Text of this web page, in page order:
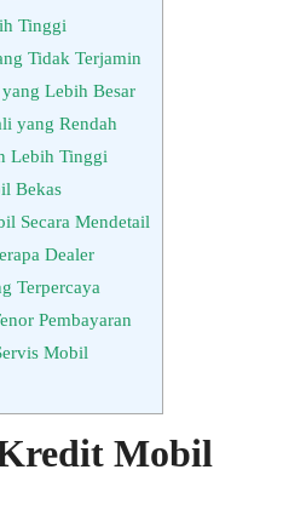
Tinggi
Tidak Terjamin
Lebih Besar
yang Rendah
Lebih Tinggi
Bekas
Secara Mendetail
Dealer
Terpercaya
Pembayaran
Mobil
Mobil